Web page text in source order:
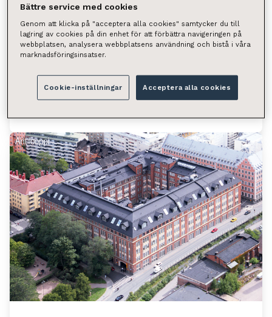
Pursimiehenkatu 29-31, Helsinki
(Punavuori)
Pursimiehenkatu 29-31, 00150 Helsinki
Tilan tyyppi
Bättre service med cookies
Genom att klicka på "acceptera alla cookies" samtycker du till
lagring av cookies på din enhet för att förbättra navigeringen på
webbplatsen, analysera webbplatsens användning och bistå i våra
marknadsföringsinsatser.
Cookie-inställningar Acceptera alla cookies